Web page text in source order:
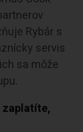
Rybár s
servis
sa môže
zaplatíte,